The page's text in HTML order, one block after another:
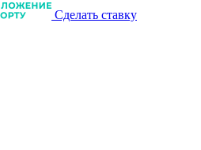
Сделать ставку